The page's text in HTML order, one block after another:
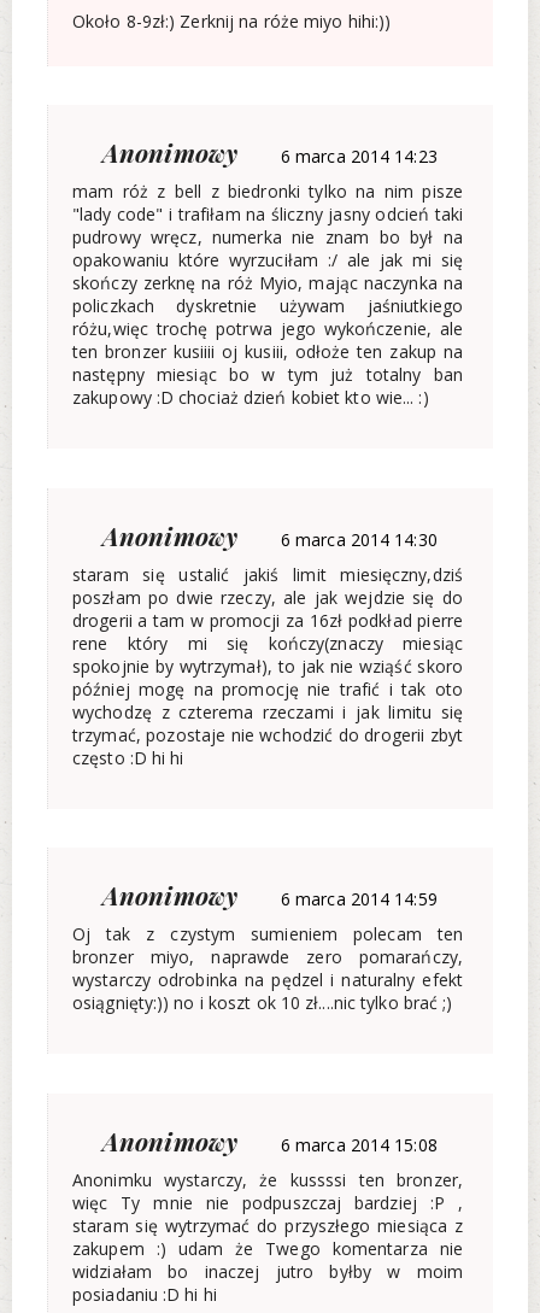
Około 8-9zł:) Zerknij na róże miyo hihi:))
Anonimowy
6 marca 2014 14:23
mam róż z bell z biedronki tylko na nim pisze
"lady code" i trafiłam na śliczny jasny odcień taki
pudrowy wręcz, numerka nie znam bo był na
opakowaniu które wyrzuciłam :/ ale jak mi się
skończy zerknę na róż Myio, mając naczynka na
policzkach dyskretnie używam jaśniutkiego
różu,więc trochę potrwa jego wykończenie, ale
ten bronzer kusiiii oj kusiii, odłoże ten zakup na
następny miesiąc bo w tym już totalny ban
zakupowy :D chociaż dzień kobiet kto wie... :)
Anonimowy
6 marca 2014 14:30
staram się ustalić jakiś limit miesięczny,dziś
poszłam po dwie rzeczy, ale jak wejdzie się do
drogerii a tam w promocji za 16zł podkład pierre
rene który mi się kończy(znaczy miesiąc
spokojnie by wytrzymał), to jak nie wziąść skoro
później mogę na promocję nie trafić i tak oto
wychodzę z czterema rzeczami i jak limitu się
trzymać, pozostaje nie wchodzić do drogerii zbyt
często :D hi hi
Anonimowy
6 marca 2014 14:59
Oj tak z czystym sumieniem polecam ten
bronzer miyo, naprawde zero pomarańczy,
wystarczy odrobinka na pędzel i naturalny efekt
osiągnięty:)) no i koszt ok 10 zł....nic tylko brać ;)
Anonimowy
6 marca 2014 15:08
Anonimku wystarczy, że kussssi ten bronzer,
więc Ty mnie nie podpuszczaj bardziej :P ,
staram się wytrzymać do przyszłego miesiąca z
zakupem :) udam że Twego komentarza nie
widziałam bo inaczej jutro byłby w moim
posiadaniu :D hi hi